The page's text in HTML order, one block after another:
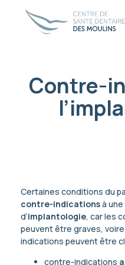
Contre-
Certaines conditions du
contre-indicationsà
d’implantologie, car les
peuvent être graves,
indications peuvent être
contre-indications